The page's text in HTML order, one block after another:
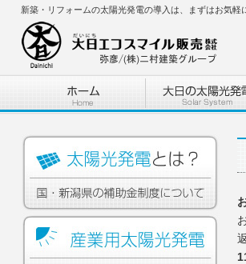
新築・リフォームの太陽光発電の導入は、まずはお気軽